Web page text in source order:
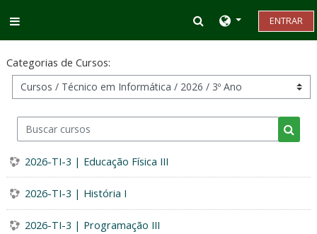
Alternar entrada
ENTRAR
Categorias de Cursos:
Buscar cursos
2026-TI-3 | Educação Física III
2026-TI-3 | História I
2026-TI-3 | Programação III